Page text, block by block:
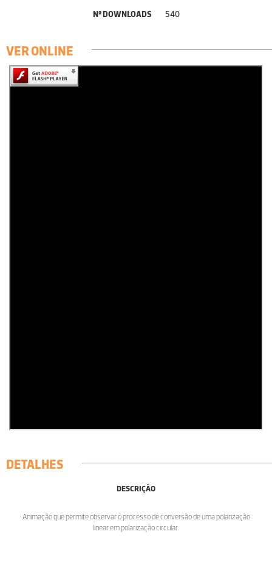
Nº DOWNLOADS 540
VER ONLINE
DETALHES
DESCRIÇÃO
Animação que permite observar o processo de conversão de uma polarização
linear em polarização circular.